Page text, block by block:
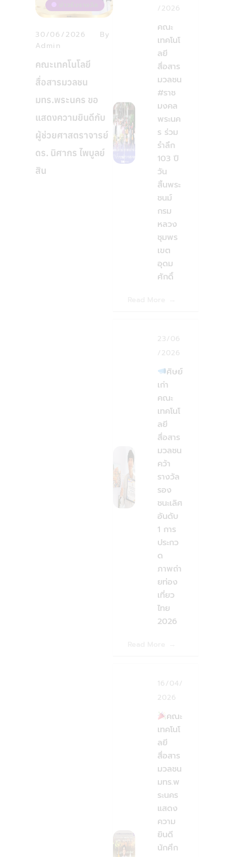
30/06/2026
By
Admin
คณะเทคโนโลยี
สื่อสารมวลชน
มทร.พระนคร ขอ
แสดงความยินดีกับ
ผู้ช่วยศาสตราจารย์
ดร. นิศากร ไพบูลย์
สิน
/2026
คณะ
เทคโนโ
ลยี
สื่อสาร
มวลชน
#ราช
มงคล
พระนค
ร ร่วม
รำลึก
103 ปี
วัน
สิ้นพระ
ชนม์
กรม
หลวง
ชุมพร
เขต
อุดม
ศักดิ์
23/06
/2026
ศิษย์
เก่า
คณะ
เทคโนโ
ลยี
สื่อสาร
มวลชน
คว้า
รางวัล
รอง
ชนะเลิศ
อันดับ
1 การ
ประกว
ด
ภาพถ่า
ยท่อง
เที่ยว
ไทย
2026
16/04/
2026
คณะ
เทคโนโ
ลยี
สื่อสาร
มวลชน
มทร.พ
ระนคร
แสดง
ความ
ยินดี
นักศึก